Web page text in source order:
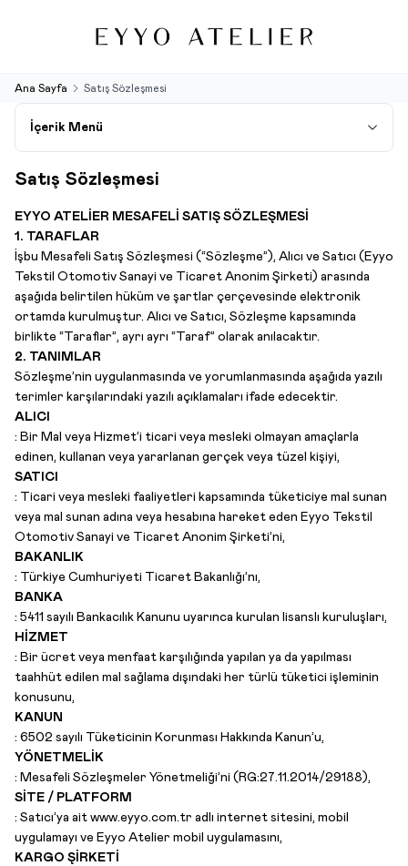
Ana Sayfa Satış Sözleşmesi
İçerik Menü
Satış Sözleşmesi
EYYO ATELİER MESAFELİ SATIŞ SÖZLEŞMESİ
1. TARAFLAR
İşbu Mesafeli Satış Sözleşmesi (“Sözleşme”), Alıcı ve Satıcı (Eyyo
Tekstil Otomotiv Sanayi ve Ticaret Anonim Şirketi) arasında
aşağıda belirtilen hüküm ve şartlar çerçevesinde elektronik
ortamda kurulmuştur. Alıcı ve Satıcı, Sözleşme kapsamında
birlikte “Taraflar”, ayrı ayrı “Taraf” olarak anılacaktır.
2. TANIMLAR
Sözleşme’nin uygulanmasında ve yorumlanmasında aşağıda yazılı
terimler karşılarındaki yazılı açıklamaları ifade edecektir.
ALICI
: Bir Mal veya Hizmet’i ticari veya mesleki olmayan amaçlarla
edinen, kullanan veya yararlanan gerçek veya tüzel kişiyi,
SATICI
: Ticari veya mesleki faaliyetleri kapsamında tüketiciye mal sunan
veya mal sunan adına veya hesabına hareket eden Eyyo Tekstil
Otomotiv Sanayi ve Ticaret Anonim Şirketi’ni,
BAKANLIK
: Türkiye Cumhuriyeti Ticaret Bakanlığı’nı,
BANKA
: 5411 sayılı Bankacılık Kanunu uyarınca kurulan lisanslı kuruluşları,
HİZMET
: Bir ücret veya menfaat karşılığında yapılan ya da yapılması
taahhüt edilen mal sağlama dışındaki her türlü tüketici işleminin
konusunu,
KANUN
: 6502 sayılı Tüketicinin Korunması Hakkında Kanun’u,
YÖNETMELİK
: Mesafeli Sözleşmeler Yönetmeliği’ni (RG:27.11.2014/29188),
SİTE / PLATFORM
: Satıcı’ya ait www.eyyo.com.tr adlı internet sitesini, mobil
uygulamayı ve Eyyo Atelier mobil uygulamasını,
KARGO ŞİRKETİ